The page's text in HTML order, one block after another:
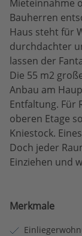
Mieteinnahme
Bauherren
Haus steht für
durchdachter
lassen der
Die 55 m2
Anbau am
Entfaltung. Für
oberen Etage
Kniestock.
Doch jeder
Einziehen und
Merkmale